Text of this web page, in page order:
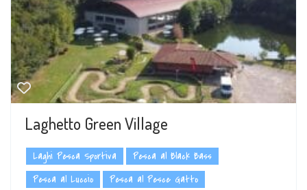
Laghetto Green Village
Laghi Pesca Sportiva
Pesca al Black Bass
Pesca al Luccio
Pesca al Pesce Gatto